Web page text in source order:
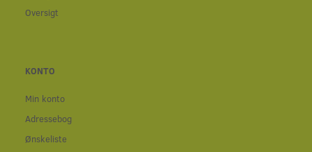
Oversigt
KONTO
Min konto
Adressebog
Ønskeliste